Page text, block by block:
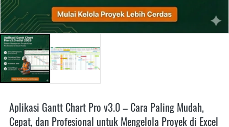
Aplikasi Gantt Chart Pro v3.0 – Cara Paling Mudah,
Cepat, dan Profesional untuk Mengelola Proyek di Excel